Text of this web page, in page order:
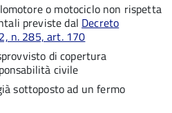
o motociclo non rispetta
previste dal Decreto
n. 285, art. 170
di copertura
civile
sottoposto ad un fermo